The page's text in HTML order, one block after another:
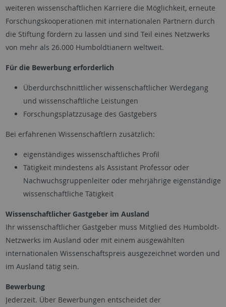
weiteren wissenschaftlichen Karriere die Möglichkeit, erneute
Forschungskooperationen mit internationalen Partnern durch
die Stiftung fördern zu lassen und sind Teil eines Netzwerks
von mehr als 26.000 Humboldtianern weltweit.
Für die Bewerbung erforderlich
Überdurchschnittlicher wissenschaftlicher Werdegang
und wissenschaftliche Leistungen
Forschungsplatzzusage des Gastgebers
Bei erfahrenen Wissenschaftlern zusätzlich:
eigenständiges wissenschaftliches Profil
Tätigkeit mindestens als Assistant Professor oder
Nachwuchsgruppenleiter oder mehrjährige eigenständige
wissenschaftliche Tätigkeit
Wissenschaftlicher Gastgeber im Ausland
Ihr wissenschaftlicher Gastgeber muss Mitglied des Humboldt-
Netzwerks im Ausland oder mit einem ausgewählten
internationalen Wissenschaftspreis ausgezeichnet worden und
im Ausland tätig sein.
Bewerbung
Jederzeit. Über Bewerbungen entscheidet der